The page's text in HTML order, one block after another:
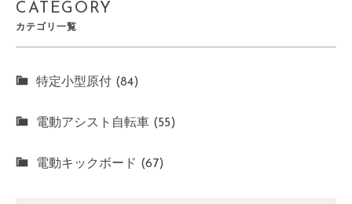
CATEGORY
カテゴリ一覧
特定小型原付 (84)
電動アシスト自転車 (55)
電動キックボード (67)